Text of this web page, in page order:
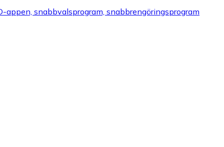
snabbvalsprogram, snabbrengöringsprogram